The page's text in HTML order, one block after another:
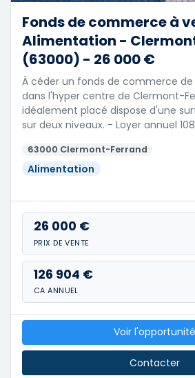
Fonds de commerce à
Alimentation -
(63000) - 26 000 €
À céder un fonds de commerce
dans l'hyper centre de Clermont-
idéalement placé dispose d'une
sur deux niveaux. - Loyer annuel
63000 Clermont-Ferrand
Alimentation
26 000 €
PRIX DE VENTE
126 904 €
CA ANNUEL
Voir l'opportunité
Contacter